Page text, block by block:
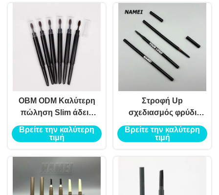
OBM ODM Καλύτερη
πώληση Slim άδειο
μολύβι φρύδι
Βρείτε την καλύτερη
τιμή
Στροφή Up
σχεδιασμός φρύδι
μολύβι δοχείο ABS
υλικό αυτόματο τύπο
Βρείτε την καλύτερη
τιμή